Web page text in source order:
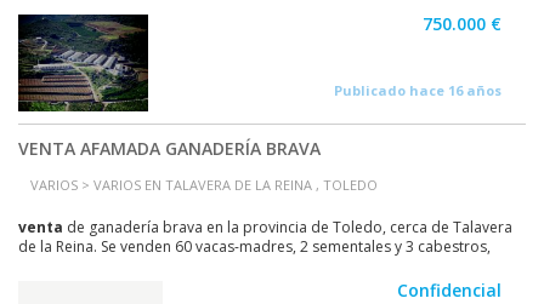
750.000 €
Publicado hace 16 años
VENTA AFAMADA GANADERÍA BRAVA
VARIOS > VARIOS EN TALAVERA DE LA REINA , TOLEDO
venta de ganadería brava en la provincia de Toledo, cerca de Talavera
de la Reina. Se venden 60 vacas-madres, 2 sementales y 3 cabestros,
Confidencial